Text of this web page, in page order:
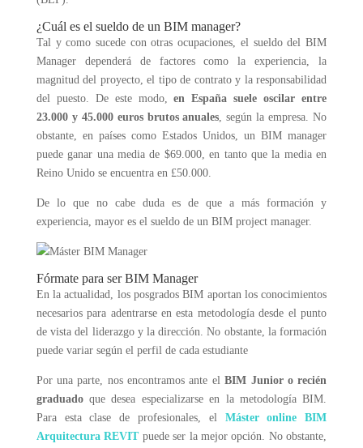
¿Cuál es el sueldo de un BIM manager?
Tal y como sucede con otras ocupaciones, el sueldo del BIM
Manager dependerá de factores como la experiencia, la
magnitud del proyecto, el tipo de contrato y la responsabilidad
del puesto. De este modo,en España suele oscilar entre
23.000 y 45.000 euros brutos anuales, según la empresa. No
obstante, en países como Estados Unidos, un BIM manager
puede ganar una media de $69.000, en tanto que la media en
Reino Unido se encuentra en £50.000.
De lo que no cabe duda es de que a más formación y
experiencia, mayor es el sueldo de un BIM project manager.
Fórmate para ser BIM Manager
En la actualidad, los posgrados BIM aportan los conocimientos
necesarios para adentrarse en esta metodología desde el punto
de vista del liderazgo y la dirección. No obstante, la formación
puede variar según el perfil de cada estudiante
Por una parte, nos encontramos ante elBIM Junior o recién
graduadoque desea especializarse en la metodología BIM.
Para esta clase de profesionales, el Máster online BIM
Arquitectura REVITpuede ser la mejor opción. No obstante,